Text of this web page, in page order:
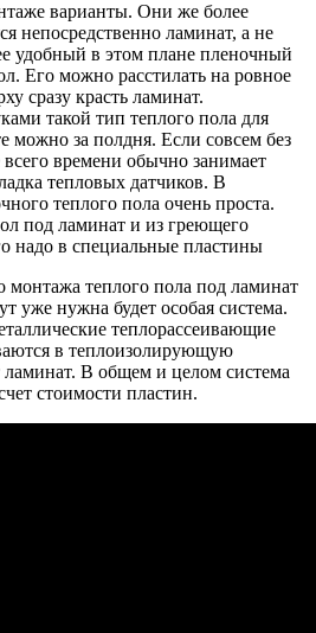
варианты. Они же более
непосредственно ламинат, а не
удобный в этом плане пленочный
Его можно расстилать на ровное
сразу красть ламинат.
такой тип теплого пола для
можно за полдня. Если совсем без
времени обычно занимает
тепловых датчиков. В
теплого пола очень проста.
под ламинат и из греющего
надо в специальные пластины
монтажа теплого пола под ламинат
уже нужна будет особая система.
теплорассеивающие
в теплоизолирующую
В общем и целом система
стоимости пластин.